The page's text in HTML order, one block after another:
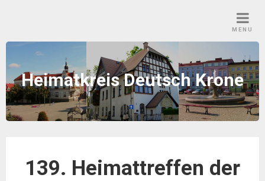
MENU
Heimatkreis Deutsch Krone
139. Heimattreffen der